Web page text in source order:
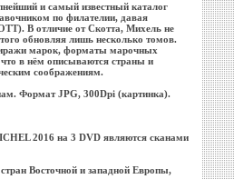
и самый известный каталог
по филателии, давая
В отличие от Скотта, Михель не
обновляя лишь несколько томов.
марок, форматы марочных
в нём описываются страны и
соображениям.
Формат JPG, 300Dpi (картинка).
2016 на 3 DVD являются сканами
Восточной и западной Европы,